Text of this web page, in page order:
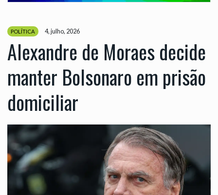
POLÍTICA 4, julho, 2026
Alexandre de Moraes decide
manter Bolsonaro em prisão
domiciliar